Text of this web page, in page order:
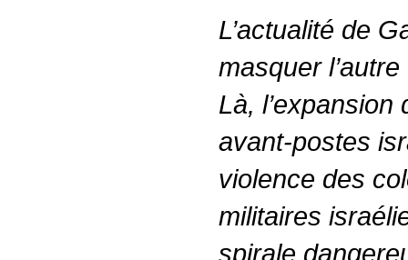
L’actualité de
masquer
Là,
avant-postes
violence des
militaires
spirale